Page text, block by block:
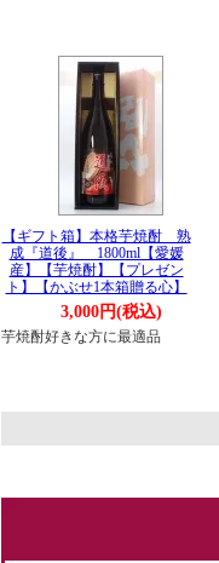
【ギフト箱】本格芋焼酎 熟
成『道後』 1800ml【愛媛
産】【芋焼酎】【プレゼン
ト】【かぶせ1本箱贈る心】
3,000円(税込)
芋焼酎好きな方に最適品